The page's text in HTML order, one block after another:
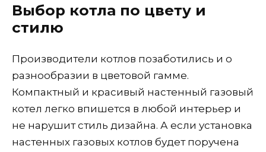
Выбор котла по цвету и
стилю
Производители котлов позаботились и о
разнообразии в цветовой гамме.
Компактный и красивый настенный газовый
котел легко впишется в любой интерьер и
не нарушит стиль дизайна. А если установка
настенных газовых котлов будет поручена